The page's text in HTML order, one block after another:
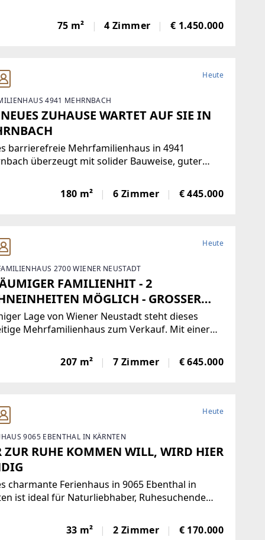
oder Ruhesuchende, die ein hochgelegenes
(1.350 m) mit besonderem Klima schätzen. Leichte
75 m² 4 Zimmer € 1.450.000
Heute
4941 MEHRNBACH
ZUHAUSE WARTET AUF SIE IN
barrierefreie Mehrfamilienhaus in 4941
überzeugt mit solider Bauweise, guter
lädt Familien, Mehrgenerationenwohnen oder
aus Wohnen und Vermieten zum
180 m² 6 Zimmer € 445.000
Heute
2700 WIENER NEUSTADT
FAMILIENHIT - 2
MÖGLICH - GROSSER
Lage von Wiener Neustadt steht dieses
Mehrfamilienhaus zum Verkauf. Mit einer
Immobilie ideal für Großfamilien oder
für zwei getrennte
207 m² 7 Zimmer € 645.000
Heute
9065 EBENTHAL IN KÄRNTEN
ZUR RUHE KOMMEN WILL, WIRD HIER
charmante Ferienhaus in 9065 Ebenthal in
ist ideal für Naturliebhaber, Ruhesuchende
verteilen sich 2 Zimmer ? perfekt fürs
aber auch als Hauptwohnsitz nutzbar.
33 m² 2 Zimmer € 170.000